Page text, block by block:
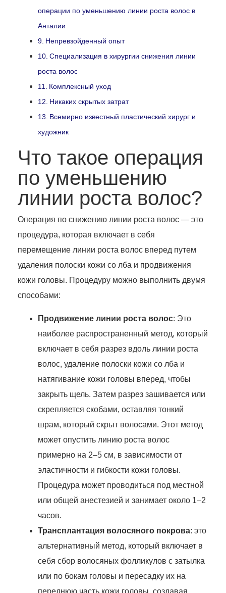
операции по уменьшению линии роста волос в
Анталии
Непревзойденный опыт
Специализация в хирургии снижения линии
роста волос
Комплексный уход
Никаких скрытых затрат
Всемирно известный пластический хирург и
художник
Что такое операция
по уменьшению
линии роста волос?
Операция по снижению линии роста волос — это
процедура, которая включает в себя
перемещение линии роста волос вперед путем
удаления полоски кожи со лба и продвижения
кожи головы. Процедуру можно выполнить двумя
способами:
Продвижение линии роста волос: Это
наиболее распространенный метод, который
включает в себя разрез вдоль линии роста
волос, удаление полоски кожи со лба и
натягивание кожи головы вперед, чтобы
закрыть щель. Затем разрез зашивается или
скрепляется скобами, оставляя тонкий
шрам, который скрыт волосами. Этот метод
может опустить линию роста волос
примерно на 2–5 см, в зависимости от
эластичности и гибкости кожи головы.
Процедура может проводиться под местной
или общей анестезией и занимает около 1–2
часов.
Трансплантация волосяного покрова: это
альтернативный метод, который включает в
себя сбор волосяных фолликулов с затылка
или по бокам головы и пересадку их на
переднюю часть кожи головы, создавая